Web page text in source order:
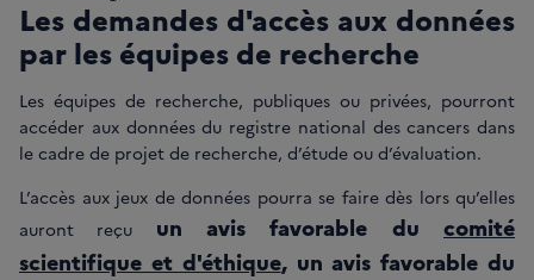
Les demandes d'accès aux données
par les équipes de recherche
Les équipes de recherche, publiques ou privées, pourront
accéder aux données du registre national des cancers dans
le cadre de projet de recherche, d’étude ou d’évaluation.
L’accès aux jeux de données pourra se faire dès lors qu’elles
auront reçu un avis favorable ducomité
scientifique et d'éthique, un avis favorable du